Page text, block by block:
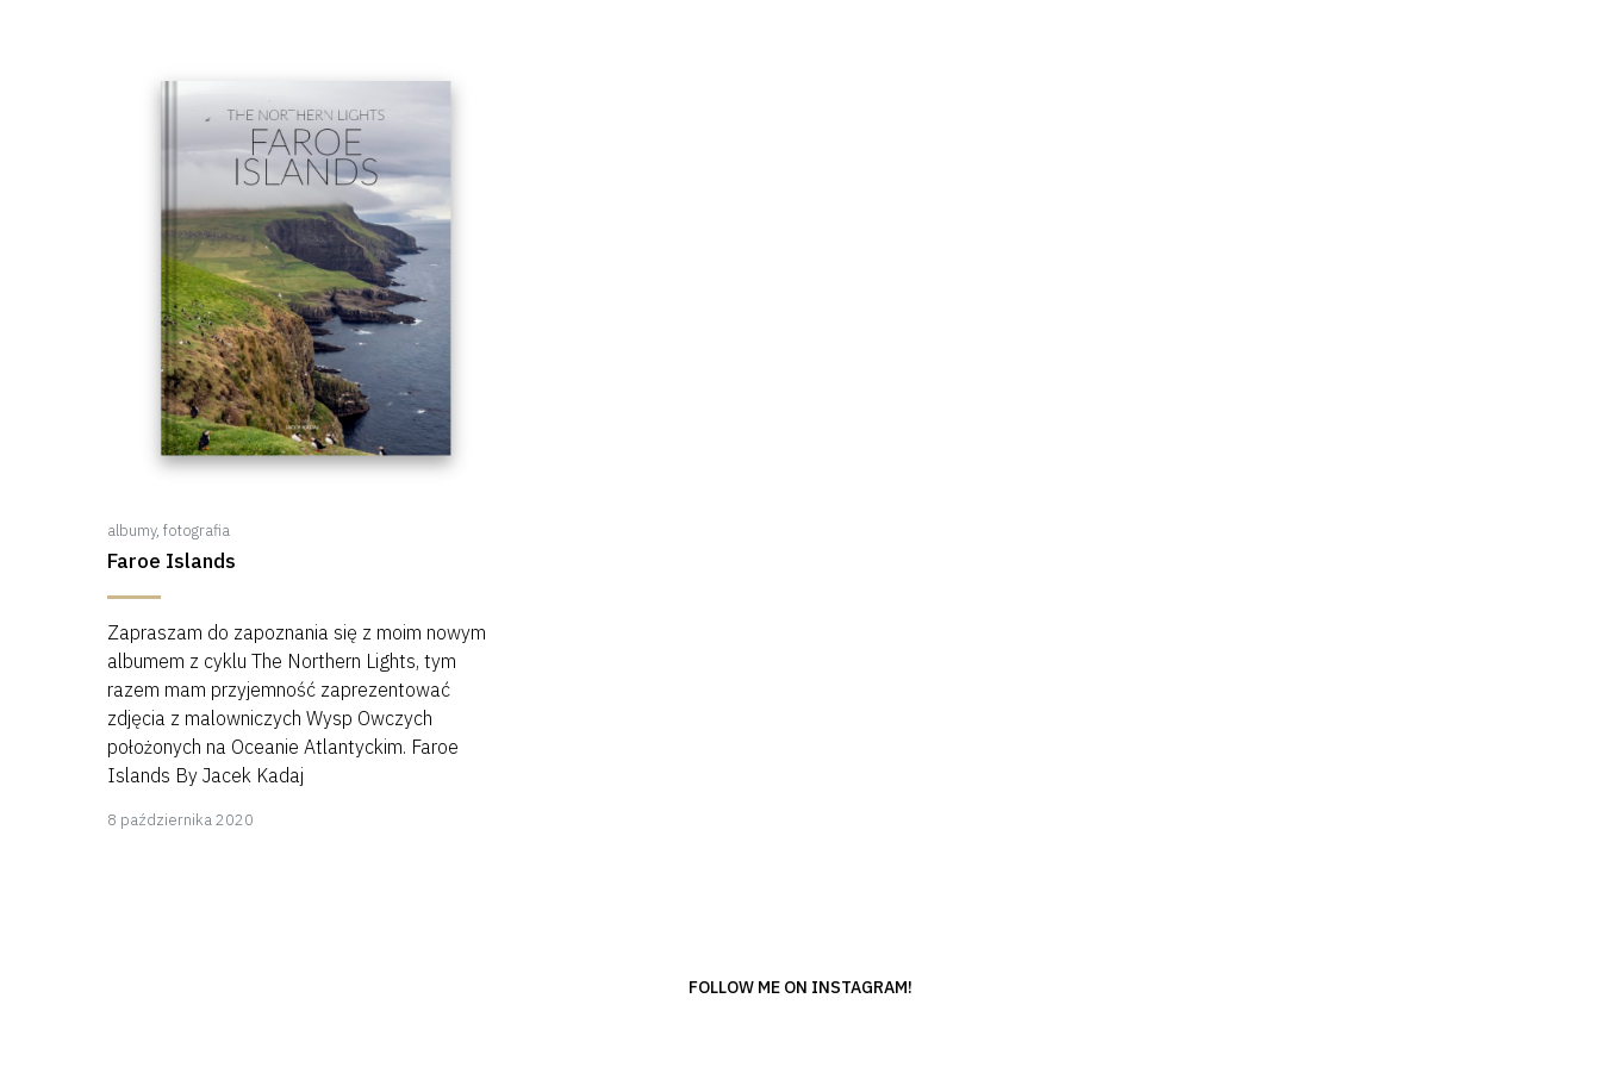
albumy, fotografia
Faroe Islands
Zapraszam do zapoznania się z moim nowym
albumem z cyklu The Northern Lights, tym
razem mam przyjemność zaprezentować
zdjęcia z malowniczych Wysp Owczych
położonych na Oceanie Atlantyckim. Faroe
Islands By Jacek Kadaj
8 października 2020
FOLLOW ME ON INSTAGRAM!